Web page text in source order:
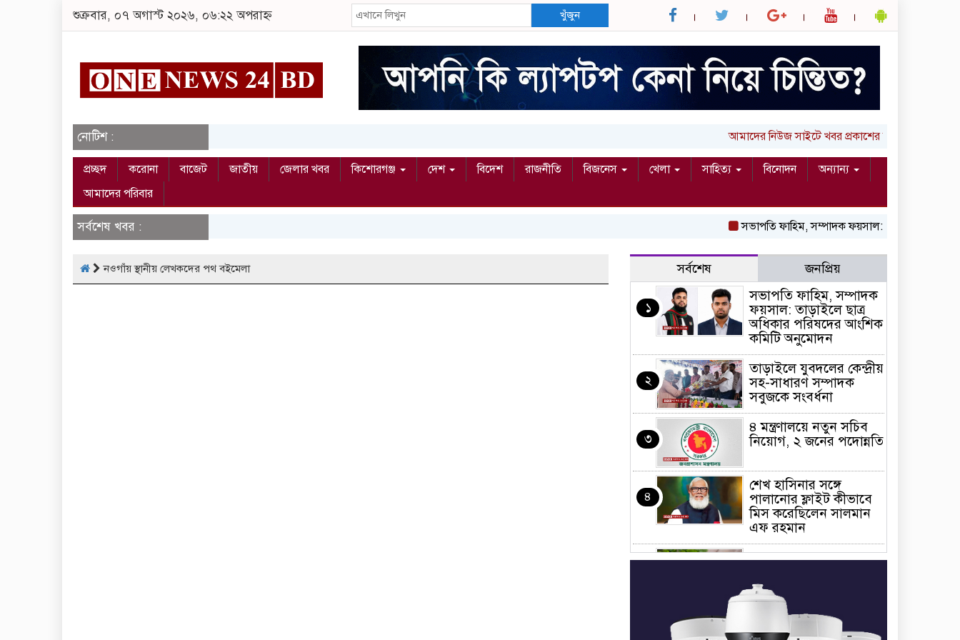
শুক্রবার, ০৭ অগাস্ট ২০২৬, ০৬:২২ অপরাহ্ন খুঁজুন
নোটিশ : আমাদের নিউজ সাইটে খবর প্রকাশের জন্য আপনার
প্রচ্ছদ করোনা বাজেট জাতীয় জেলার খবর কিশোরগঞ্জ দেশ বিদেশ রাজনীতি বিজনেস খেলা সাহিত্য বিনোদন
অন্যান্য
আমাদের পরিবার
সর্বশেষ খবর : সভাপতি ফাহিম, সম্পাদক ফয়সাল: তাড়াইলে ছাত্র
নওগাঁয় স্থানীয় লেখকদের পথ বইমেলা সর্বশেষ জনপ্রিয়
১
সভাপতি ফাহিম, সম্পাদক
ফয়সাল: তাড়াইলে ছাত্র
অধিকার পরিষদের আংশিক
কমিটি অনুমোদন
২
তাড়াইলে যুবদলের কেন্দ্রীয়
সহ-সাধারণ সম্পাদক
সবুজকে সংবর্ধনা
৩
৪ মন্ত্রণালয়ে নতুন সচিব
নিয়োগ, ২ জনের পদোন্নতি
৪
শেখ হাসিনার সঙ্গে
পালানোর ফ্লাইট কীভাবে
মিস করেছিলেন সালমান
এফ রহমান
ভাত রান্নার সময় নরম হয়ে
মৃত্যুদণ্ড বাদ না দেওয়ায়
প্রত্যক্ষদর্শীদের তথ্য দেয়নি